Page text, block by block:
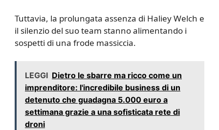
Tuttavia, la prolungata assenza di Haliey Welch e
il silenzio del suo team stanno alimentando i
sospetti di una frode massiccia.
LEGGI Dietro le sbarre ma ricco come un
imprenditore: l'incredibile business di un
detenuto che guadagna 5.000 euro a
settimana grazie a una sofisticata rete di
droni